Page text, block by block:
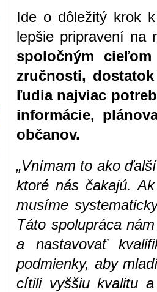
Ide o dôležitý krok
lepšie pripravení na
spoločným
zručnosti,
ľudia najviac
informácie,
občanov.
„Vnímam to ako
ktoré nás čakajú.
musíme
Táto spolupráca
a nastavovať
podmienky, aby
cítili vyššiu kvalitu a